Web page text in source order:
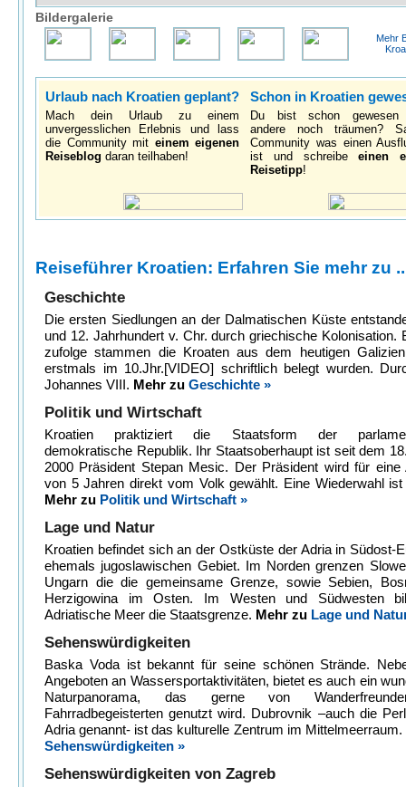
Bildergalerie
Mehr
Urlaub nach Kroatien geplant?
Mach dein Urlaub zu einem
unvergesslichen Erlebnis und lass
die Community mit einem eigenen
Reiseblog daran teilhaben!
Schon in Kroatien
Du bist schon gewesen
andere noch träumen?
Community was einen
ist und schreibeeinen
Reisetipp!
Reiseführer Kroatien: Erfahren Sie mehr zu
Geschichte
Die ersten Siedlungen an der Dalmatischen Küste
und 12. Jahrhundert v. Chr. durch griechische Kolonisation.
zufolge stammen die Kroaten aus dem heutigen
erstmals im 10.Jhr.[VIDEO] schriftlich belegt wurden.
Johannes VIII. Mehr zu Geschichte »
Politik und Wirtschaft
Kroatien praktiziert die Staatsform der
demokratische Republik. Ihr Staatsoberhaupt ist seit dem
2000 Präsident Stepan Mesic. Der Präsident wird für eine
von 5 Jahren direkt vom Volk gewählt. Eine Wiederwahl
Mehr zu Politik und Wirtschaft »
Lage und Natur
Kroatien befindet sich an der Ostküste der Adria in Südost-
ehemals jugoslawischen Gebiet. Im Norden grenzen
Ungarn die die gemeinsame Grenze, sowie Sebien,
Herzigowina im Osten. Im Westen und Südwesten
Adriatische Meer die Staatsgrenze. Mehr zu Lage und
Sehenswürdigkeiten
Baska Voda ist bekannt für seine schönen Strände.
Angeboten an Wassersportaktivitäten, bietet es auch ein
Naturpanorama, das gerne von
Fahrradbegeisterten genutzt wird. Dubrovnik –auch die
Adria genannt- ist das kulturelle Zentrum im Mittelmeerraum.
Sehenswürdigkeiten »
Sehenswürdigkeiten von Zagreb